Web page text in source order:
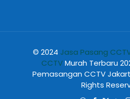
© 2024 Jasa Pasang
CCTVMurah Terbaru
Pemasangan CCTV
Rights